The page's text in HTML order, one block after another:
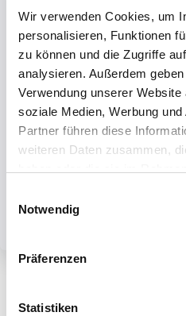
Wir verwenden Cookies, um
personalisieren, Funktionen
zu können und die Zugriffe
analysieren. Außerdem
Verwendung unserer
soziale Medien, Werbung
Partner führen diese
weiteren Daten zusammen,
Notwendig
Präferenzen
Statistiken
Mit dem
akzeptieren